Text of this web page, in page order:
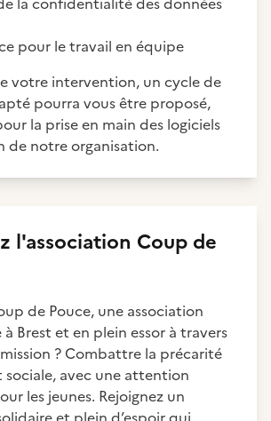
pour le travail en équipe
votre intervention, un cycle de
pourra vous être proposé,
la prise en main des logiciels
de notre organisation.
l'association Coup de
de Pouce, une association
Brest et en plein essor à travers
mission ? Combattre la précarité
sociale, avec une attention
les jeunes. Rejoignez un